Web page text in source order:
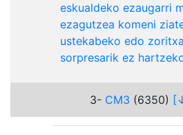
eskualdeko ezaugarri
ezagutzea komeni
ustekabeko edo
sorpresarik ez
3- CM3 (6350)